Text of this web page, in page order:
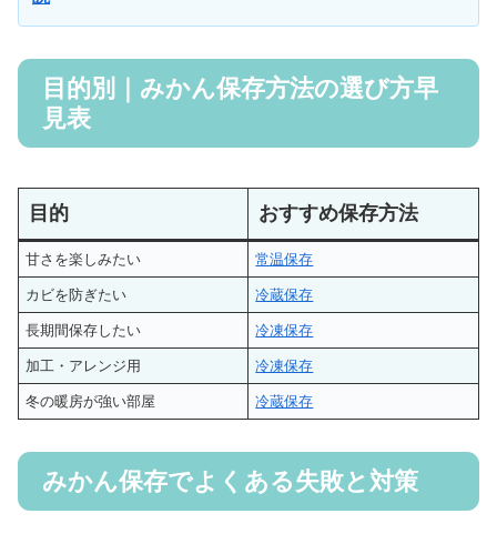
目的別｜みかん保存方法の選び方早
見表
目的 おすすめ保存方法
甘さを楽しみたい 常温保存
カビを防ぎたい 冷蔵保存
長期間保存したい 冷凍保存
加工・アレンジ用 冷凍保存
冬の暖房が強い部屋 冷蔵保存
みかん保存でよくある失敗と対策